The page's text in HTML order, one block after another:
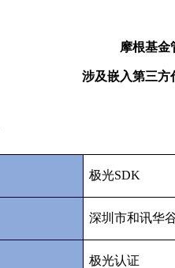
摩根基金
涉及嵌入第三方
极光SDK
深圳市和讯华
极光认证